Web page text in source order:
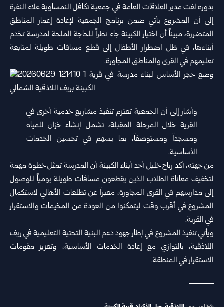
بدوره لفت مدير العلاقات العامة في جمعية تكافل النمساوية علاء النفرة
إلى أن المشروع يأتي ضمن برنامج الجمعية لإعادة إعمار المناطق
المتضررة، مبيناً أن اختيار الكبينة جاء نظراً للحاجة الملحة لمدرسة تخدم
أبناءها، في ظل اضطرار الأطفال إلى قطع مسافات طويلة لمتابعة
تعليمهم في القرى والمناطق المجاورة.
وأشار إلى أن الجمعية تعتزم تنفيذ مشاريع خدمية أخرى في
القرية خلال المرحلة المقبلة، تشمل إنشاء خزان للمياه
ومسجداً ومستوصفاً، بما يسهم في تحسين الخدمات
الأساسية.
من جهته، أكد رباح خليل أحد أبناء الكبينة أن المدرسة تمثل خطوة مهمة
لتخفيف معاناة الطلاب الذين يقطعون مسافات طويلة يومياً للوصول
إلى مدارسهم في القرى المجاورة، معبراً عن تطلعات الأهالي لاستكمال
المشروع في أقرب وقت ليتمكنوا من العودة من المخيمات والاستقرار
في القرية.
ويأتي تنفيذ المشروع في إطار جهود دعم البنية التحتية التعليمية في ريف
اللاذقية، بالتوازي مع إعادة الخدمات الأساسية، وتعزيز مقومات
الاستقرار في المنطقة.